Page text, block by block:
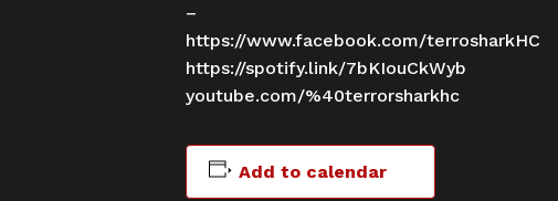
–
https://www.facebook.com/terrosharkHC
https://spotify.link/7bKIouCkWyb
youtube.com/%40terrorsharkhc
Add to calendar